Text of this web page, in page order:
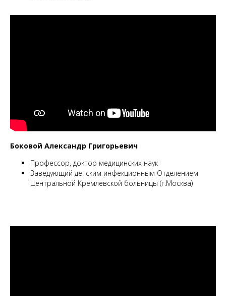
Боковой Александр Григорьевич
Профессор, доктор медицинских наук
Заведующий детским инфекционным Отделением
Центральной Кремлевской больницы (г.Москва)